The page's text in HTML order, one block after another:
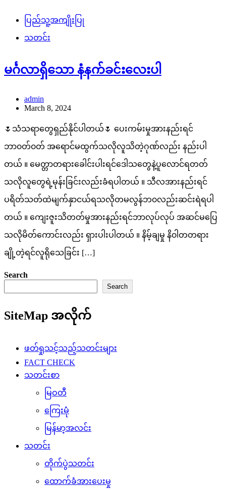
ပြည်သူ့အကျိုးပြု
သတင်း
မင်္ဂလာရှိသော နံနက်ခင်းလေးပါ
admin
March 8, 2024
🌷သံသရာတွေရှည်နိုင်ပါတယ်🌷 ပေးကမ်းမှုအားနည်းရင်
ဘာ၀တ်၀တ် အရောင်မထွက်သလိုလူသိတဲ့ဂုဏ်လည်း နည်းပါ
တယ် ။ မေတ္တာတရားခေါင်းပါးရင်ဒေါသတွေနဲ့ပူလောင်ရတတ်
သလိုလူတွေရဲ့မုန်းခြင်းလည်းခံရပါတယ် ။ သီလအားနည်းရင်
ပရိတ်သတ်ထဲမျက်နှာငယ်ရသလိုတမလွန်ဘ၀လည်းဆင်းရဲရပါ
တယ် ။ ကျေးဇူးသိတတ်မှုအားနည်းရင်ဘာလုပ်လုပ် အဆင်မပြေ
သလိုမိတ်ကောင်းလည်း ရှားပါးပါတယ် ။ နိမ့်ချမှု နိ၀ါတတရား
ချို့တဲ့ရင်လူရိုသေခြင်း […]
Search
Search
SiteMap အလိုက်
ဖတ်ရှုသင့်သည့်သတင်းများ
FACT CHECK
သတင်းစာ
မြဝတီ
ကြေးမုံ
မြန်မာ့အလင်း
သတင်း
တိုက်ပွဲသတင်း
ထောက်ခံအားပေးမှု